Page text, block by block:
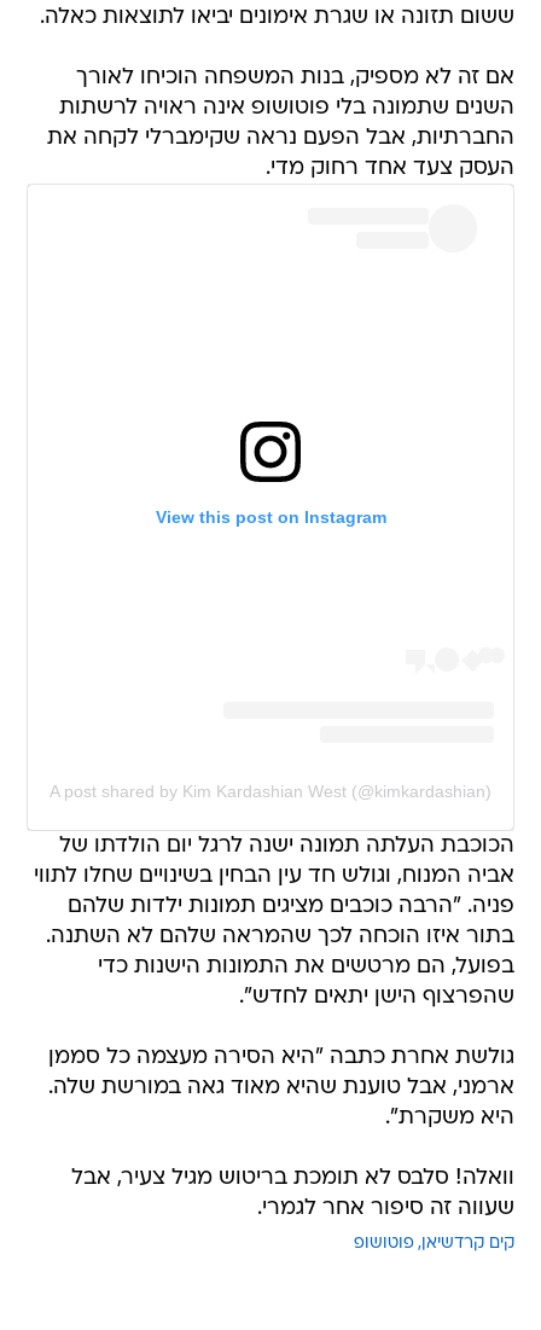
ששום תזונה או שגרת אימונים יביאו לתוצאות כאלה.
אם זה לא מספיק, בנות המשפחה הוכיחו לאורך
השנים שתמונה בלי פוטושופ אינה ראויה לרשתות
החברתיות, אבל הפעם נראה שקימברלי לקחה את
העסק צעד אחד רחוק מדי.
View this post on Instagram
A post shared by Kim Kardashian West (@kimkardashian)
הכוכבת העלתה תמונה ישנה לרגל יום הולדתו של
אביה המנוח, וגולש חד עין הבחין בשינויים שחלו לתווי
פניה. "הרבה כוכבים מציגים תמונות ילדות שלהם
בתור איזו הוכחה לכך שהמראה שלהם לא השתנה.
בפועל, הם מרטשים את התמונות הישנות כדי
שהפרצוף הישן יתאים לחדש".
גולשת אחרת כתבה "היא הסירה מעצמה כל סממן
ארמני, אבל טוענת שהיא מאוד גאה במורשת שלה.
היא משקרת".
וואלה! סלבס לא תומכת בריטוש מגיל צעיר, אבל
שעווה זה סיפור אחר לגמרי.
קים קרדשיאן פוטושופ